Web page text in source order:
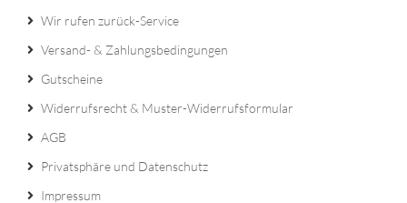
Wir rufen zurück-Service
Versand- & Zahlungsbedingungen
Gutscheine
Widerrufsrecht & Muster-Widerrufsformular
AGB
Privatsphäre und Datenschutz
Impressum